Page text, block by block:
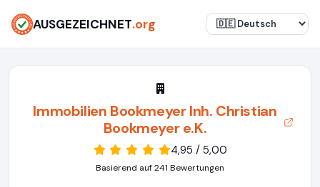
AUSGEZEICHNET.org
Immobilien Bookmeyer Inh. Christian
Bookmeyer e.K.
4,95 / 5,00
Basierend auf 241 Bewertungen